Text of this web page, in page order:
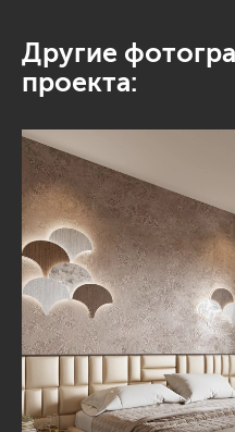
Другие
проекта: